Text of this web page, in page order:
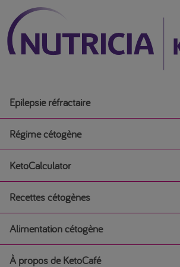
Epilepsie réfractaire
Régime cétogène
Régime cétogène
Débuter un régime cétogène médical
Régime cétogène pour l’épilepsie chez
KetoCalculator
Recettes cétogènes
Recettes cétogènes
Alimentation cétogène
Alimentation cétogène
À propos de KetoCafé